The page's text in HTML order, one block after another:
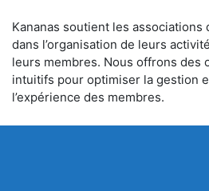
Kananas soutient les
dans l’organisation de leurs
leurs membres. Nous offrons des
intuitifs pour optimiser la gestion
l’expérience des membres.